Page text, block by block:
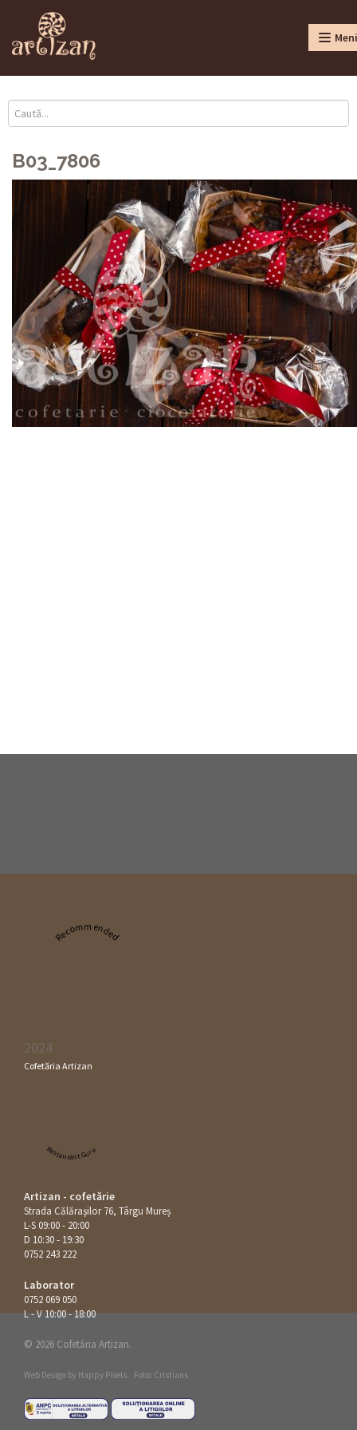
B03_7806
Recommended
2024
Cofetăria Artizan
Restaurant Guru
Artizan - cofetărie
Strada Călăraşilor 76, Târgu Mureș
L-S 09:00 - 20:00
D 10:30 - 19:30
0752 243 222
Laborator
0752 069 050
L - V 10:00 - 18:00
© 2026 Cofetăria Artizan.
Web Design by Happy Pixels. Foto: Cristians